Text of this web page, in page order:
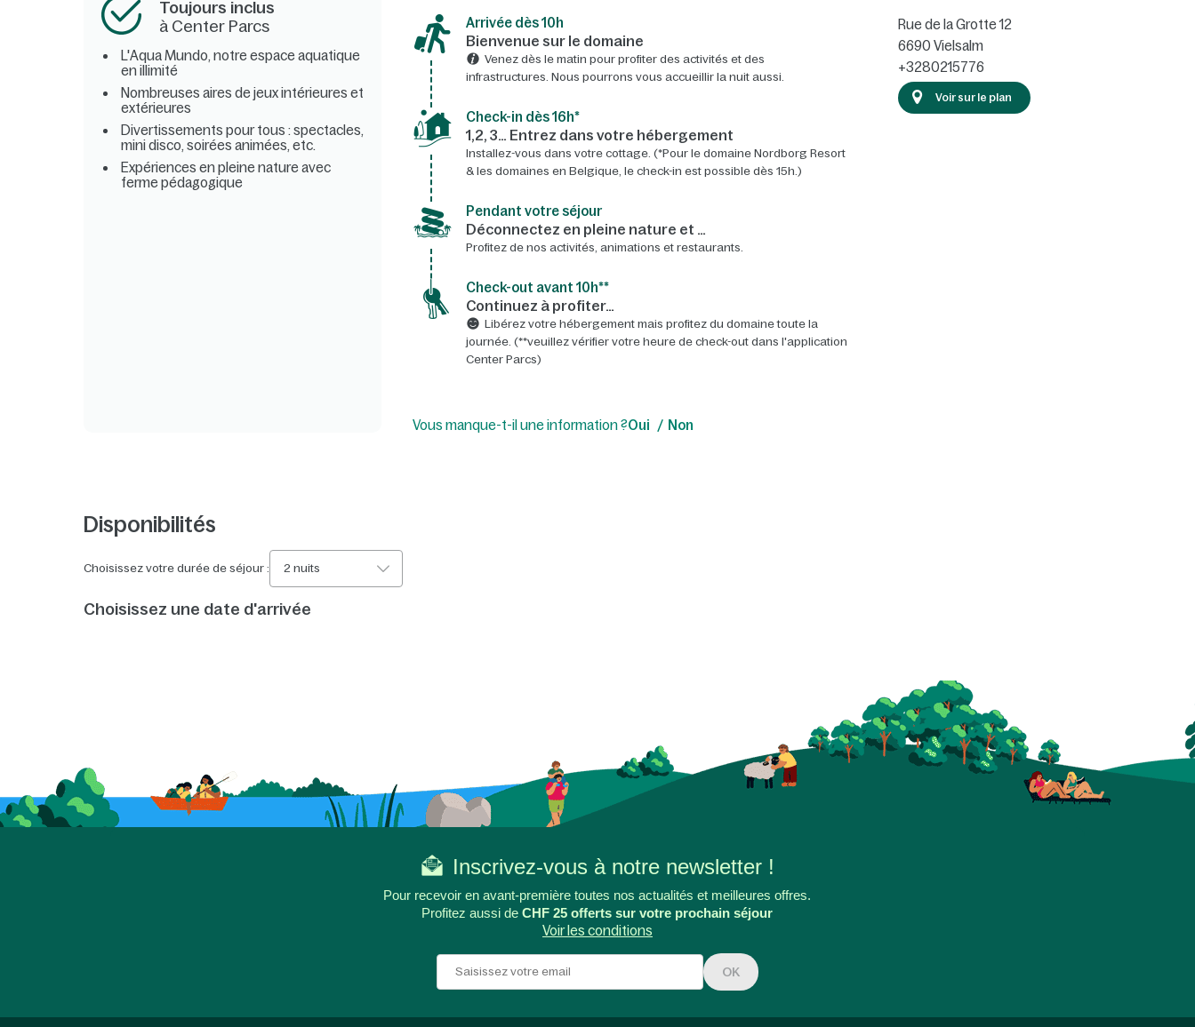
Toujours inclus
à Center Parcs
L'Aqua Mundo, notre espace aquatique
en illimité
Nombreuses aires de jeux intérieures et
extérieures
Divertissements pour tous : spectacles,
mini disco, soirées animées, etc.
Expériences en pleine nature avec
ferme pédagogique
Arrivée dès 10h​
Bienvenue sur le domaine​
Venez dès le matin pour profiter des activités et des
infrastructures. Nous pourrons vous accueillir la nuit aussi.
Check-in dès 16h*​
1,2, 3… Entrez dans votre hébergement
Installez-vous dans votre cottage. (*Pour le domaine Nordborg Resort
& les domaines en Belgique, le check-in est possible dès 15h.)
Pendant votre séjour
Déconnectez en pleine nature et …
Profitez de nos activités, animations et restaurants.
Check-out avant 10h**
Continuez à profiter…
Libérez votre hébergement mais profitez du domaine toute la
journée. (**veuillez vérifier votre heure de check-out dans l'application
Center Parcs)
Rue de la Grotte 12
6690 Vielsalm
+3280215776
Voir sur le plan
Vous manque-t-il une information ?Oui Non
Disponibilités
Choisissez votre durée de séjour : 2 nuits
Choisissez une date d'arrivée
Inscrivez-vous à notre newsletter !
Pour recevoir en avant-première toutes nos actualités et meilleures offres.
Profitez aussi deCHF 25 offerts sur votre prochain séjour
Voir les conditions
OK